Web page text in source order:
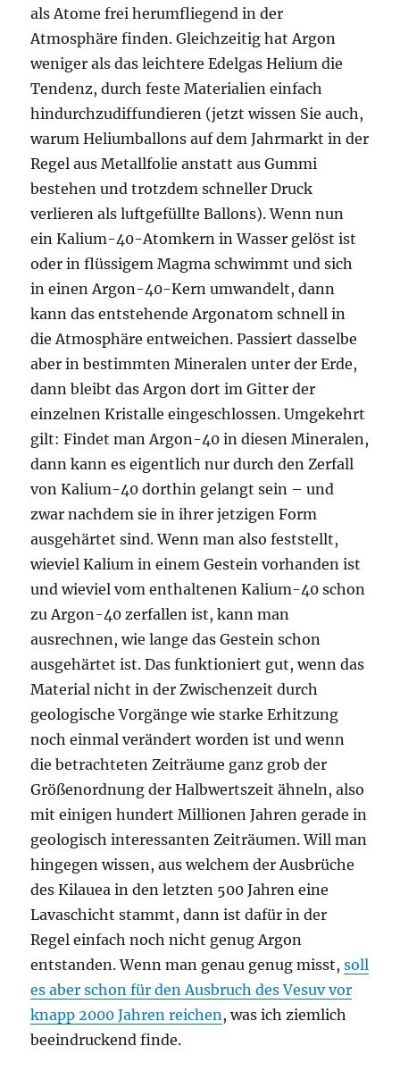
als Atome frei herumfliegend in der
Atmosphäre finden. Gleichzeitig hat Argon
weniger als das leichtere Edelgas Helium die
Tendenz, durch feste Materialien einfach
hindurchzudiffundieren (jetzt wissen Sie auch,
warum Heliumballons auf dem Jahrmarkt in der
Regel aus Metallfolie anstatt aus Gummi
bestehen und trotzdem schneller Druck
verlieren als luftgefüllte Ballons). Wenn nun
ein Kalium-40-Atomkern in Wasser gelöst ist
oder in flüssigem Magma schwimmt und sich
in einen Argon-40-Kern umwandelt, dann
kann das entstehende Argonatom schnell in
die Atmosphäre entweichen. Passiert dasselbe
aber in bestimmten Mineralen unter der Erde,
dann bleibt das Argon dort im Gitter der
einzelnen Kristalle eingeschlossen. Umgekehrt
gilt: Findet man Argon-40 in diesen Mineralen,
dann kann es eigentlich nur durch den Zerfall
von Kalium-40 dorthin gelangt sein – und
zwar nachdem sie in ihrer jetzigen Form
ausgehärtet sind. Wenn man also feststellt,
wieviel Kalium in einem Gestein vorhanden ist
und wieviel vom enthaltenen Kalium-40 schon
zu Argon-40 zerfallen ist, kann man
ausrechnen, wie lange das Gestein schon
ausgehärtet ist. Das funktioniert gut, wenn das
Material nicht in der Zwischenzeit durch
geologische Vorgänge wie starke Erhitzung
noch einmal verändert worden ist und wenn
die betrachteten Zeiträume ganz grob der
Größenordnung der Halbwertszeit ähneln, also
mit einigen hundert Millionen Jahren gerade in
geologisch interessanten Zeiträumen. Will man
hingegen wissen, aus welchem der Ausbrüche
des Kilauea in den letzten 500 Jahren eine
Lavaschicht stammt, dann ist dafür in der
Regel einfach noch nicht genug Argon
entstanden. Wenn man genau genug misst,soll
es aber schon für den Ausbruch des Vesuv vor
knapp 2000 Jahren reichen, was ich ziemlich
beeindruckend finde.